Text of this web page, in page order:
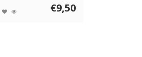
€9,50